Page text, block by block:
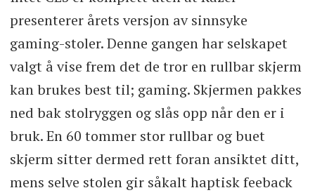
presenterer årets versjon av sinnsyke
gaming-stoler. Denne gangen har selskapet
valgt å vise frem det de tror en rullbar skjerm
kan brukes best til; gaming. Skjermen pakkes
ned bak stolryggen og slås opp når den er i
bruk. En 60 tommer stor rullbar og buet
skjerm sitter dermed rett foran ansiktet ditt,
mens selve stolen gir såkalt haptisk feeback